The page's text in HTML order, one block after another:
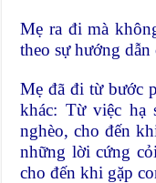
Mẹ ra đi mà
theo sự hướng dẫn
Mẹ đã đi từ bước
khác: Từ việc hạ
nghèo, cho đến
những lời cứng
cho đến khi gặp